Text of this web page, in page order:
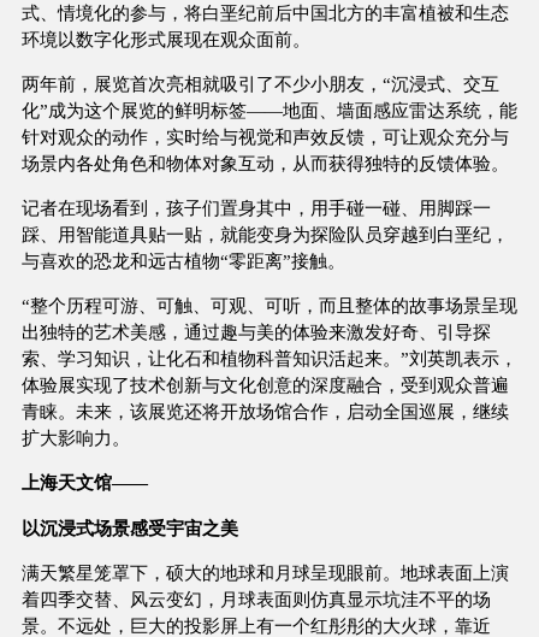
式、情境化的参与，将白垩纪前后中国北方的丰富植被和生态
环境以数字化形式展现在观众面前。
两年前，展览首次亮相就吸引了不少小朋友，“沉浸式、交互
化”成为这个展览的鲜明标签——地面、墙面感应雷达系统，能
针对观众的动作，实时给与视觉和声效反馈，可让观众充分与
场景内各处角色和物体对象互动，从而获得独特的反馈体验。
记者在现场看到，孩子们置身其中，用手碰一碰、用脚踩一
踩、用智能道具贴一贴，就能变身为探险队员穿越到白垩纪，
与喜欢的恐龙和远古植物“零距离”接触。
“整个历程可游、可触、可观、可听，而且整体的故事场景呈现
出独特的艺术美感，通过趣与美的体验来激发好奇、引导探
索、学习知识，让化石和植物科普知识活起来。”刘英凯表示，
体验展实现了技术创新与文化创意的深度融合，受到观众普遍
青睐。未来，该展览还将开放场馆合作，启动全国巡展，继续
扩大影响力。
上海天文馆——
以沉浸式场景感受宇宙之美
满天繁星笼罩下，硕大的地球和月球呈现眼前。地球表面上演
着四季交替、风云变幻，月球表面则仿真显示坑洼不平的场
景。不远处，巨大的投影屏上有一个红彤彤的大火球，靠近